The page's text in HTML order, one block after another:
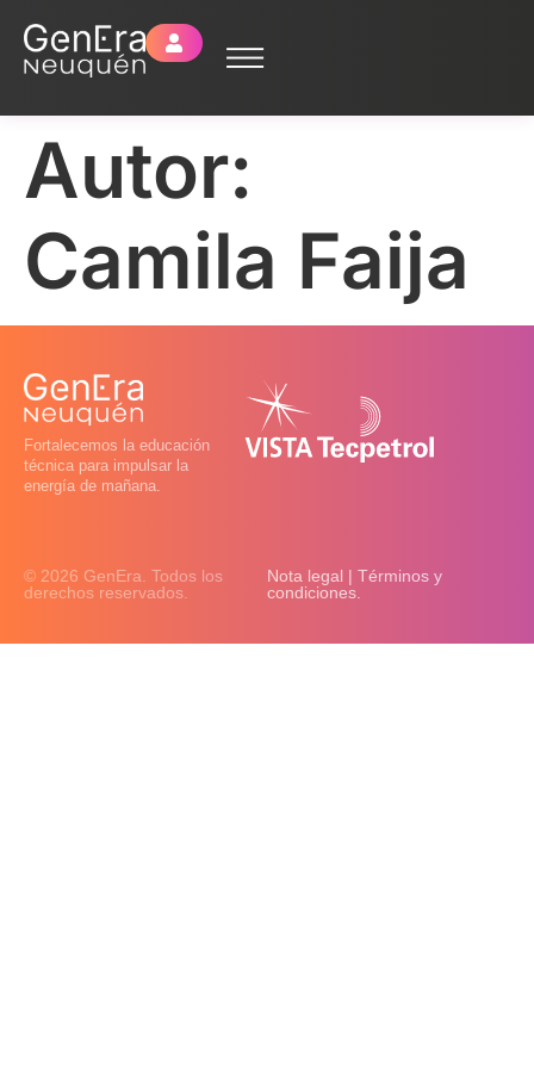
Autor:
Camila Faija
Fortalecemos la educación
técnica para impulsar la
energía de mañana.
© 2026 GenEra. Todos los
derechos reservados.
Nota legal | Términos y
condiciones.